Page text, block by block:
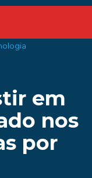
em
nos
por